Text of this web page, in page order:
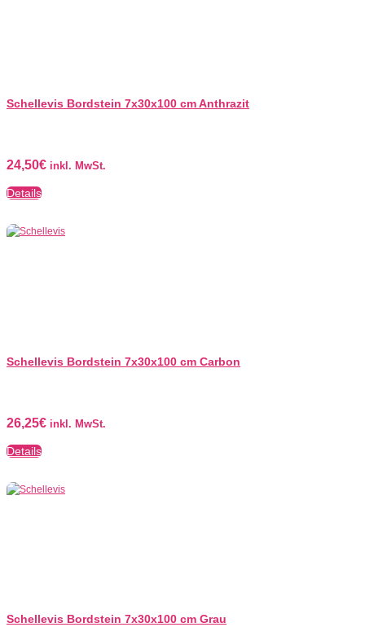
Schellevis Bordstein 7x30x100 cm Anthrazit
24,50€ inkl. MwSt.
Details
Schellevis Bordstein 7x30x100 cm Carbon
26,25€ inkl. MwSt.
Details
Schellevis Bordstein 7x30x100 cm Grau